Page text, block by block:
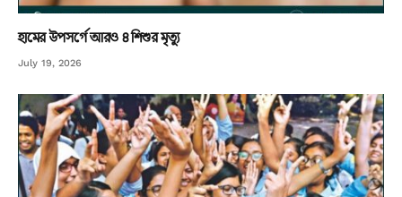
হামের উপসর্গে আরও ৪ শিশুর মৃত্যু
July 19, 2026